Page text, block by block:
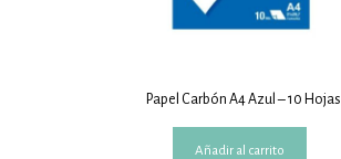
Papel Carbón A4 Azul – 10 Hojas
Añadir al carrito